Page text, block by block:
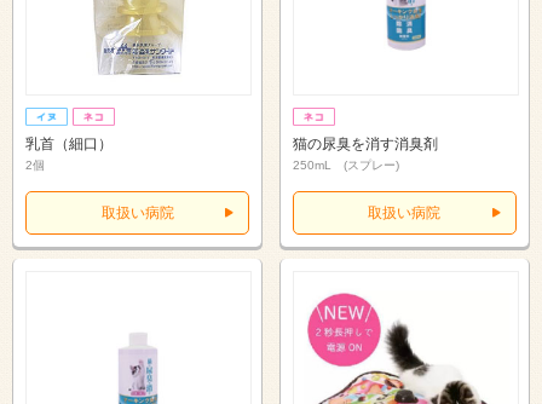
乳首（細口）
2個
取扱い病院
猫の尿臭を消す消臭剤
250mL (スプレー)
取扱い病院